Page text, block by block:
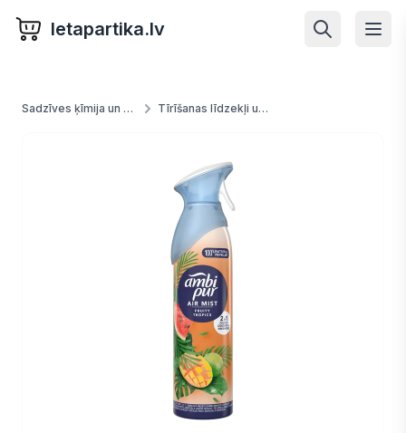
letapartika.lv
Sadzīves ķīmija un preces Tīrīšanas līdzekļi un piederumi